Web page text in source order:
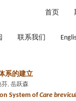
首页
联系我们
系的建立
, 岳跃森
System ofCare